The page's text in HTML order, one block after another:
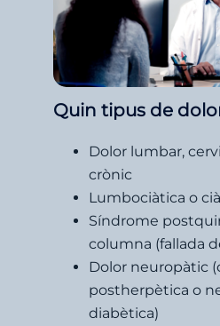
Quin tipus de
Dolor lumbar,
crònic
Lumbociàtica o
Síndrome
columna (fallada
Dolor neuropàtic
postherpètica o
diabètica)